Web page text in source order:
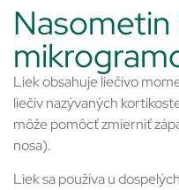
Liek obsahuje liečivo
liečiv nazývaných
môže pomôcť zmierniť
nosa).
Liek sa používa u